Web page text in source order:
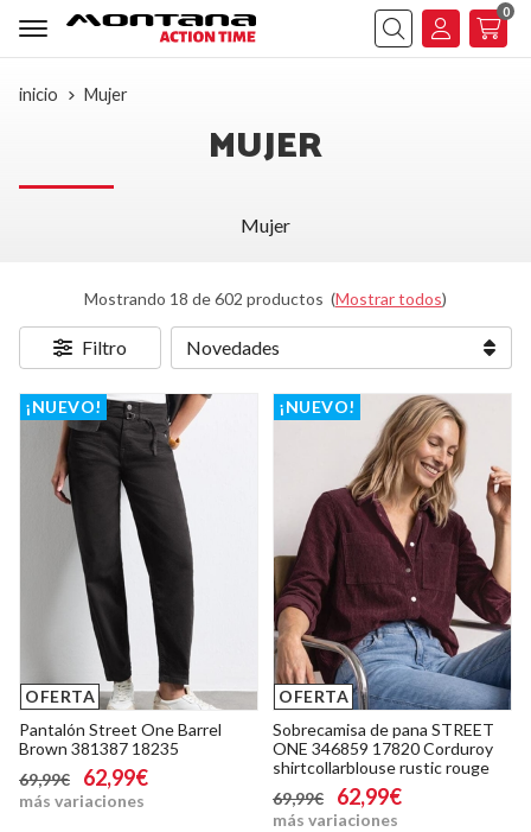
Buscar
0
inicio Mujer
MUJER
Mujer
Mostrando 18 de 602 productos (Mostrar todos)
Filtro
OFERTA
¡NUEVO!
Pantalón Street One Barrel
Brown 381387 18235
69,99€
62,99€
más variaciones
OFERTA
¡NUEVO!
Sobrecamisa de pana STREET
ONE 346859 17820 Corduroy
shirtcollarblouse rustic rouge
69,99€
62,99€
más variaciones